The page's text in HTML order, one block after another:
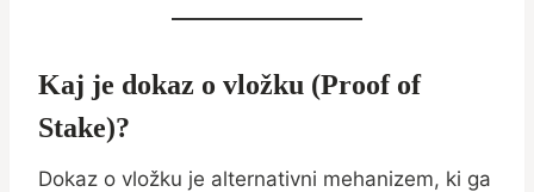
Kaj je dokaz o vložku (Proof of
Stake)?
Dokaz o vložku je alternativni mehanizem, ki ga